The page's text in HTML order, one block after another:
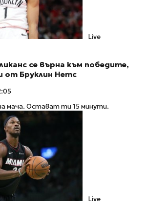
Live
се върна към победите,
от Бруклин Нетс
мача. Остават ти 15 минути.
Live